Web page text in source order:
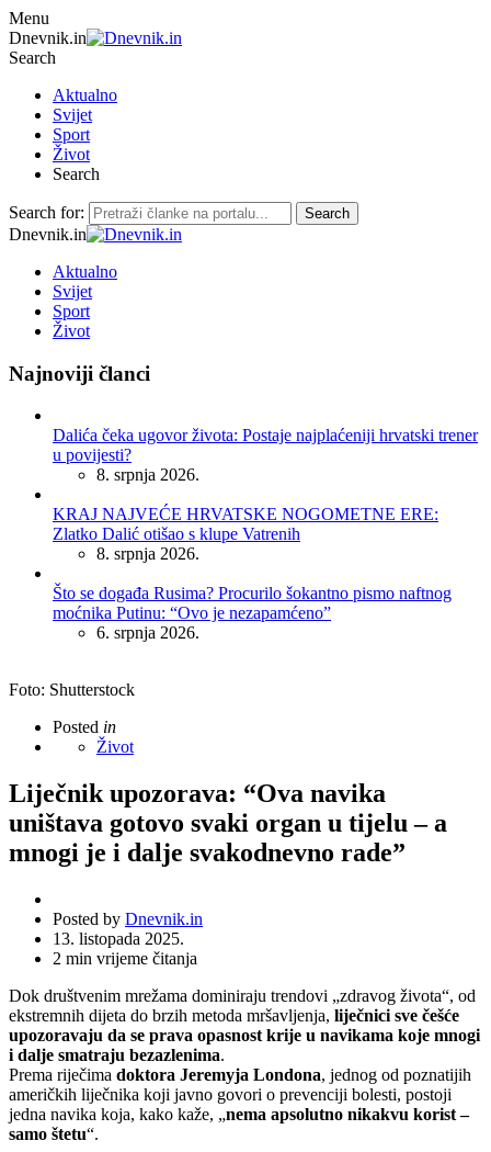
Menu
Dnevnik.in
Search
Aktualno
Svijet
Sport
Život
Search
Search for: Search
Dnevnik.in
Aktualno
Svijet
Sport
Život
Najnoviji članci
Dalića čeka ugovor života: Postaje najplaćeniji hrvatski trener
u povijesti?
8. srpnja 2026.
KRAJ NAJVEĆE HRVATSKE NOGOMETNE ERE:
Zlatko Dalić otišao s klupe Vatrenih
8. srpnja 2026.
Što se događa Rusima? Procurilo šokantno pismo naftnog
moćnika Putinu: “Ovo je nezapamćeno”
6. srpnja 2026.
Foto: Shutterstock
Posted in
Život
Liječnik upozorava: “Ova navika
uništava gotovo svaki organ u tijelu – a
mnogi je i dalje svakodnevno rade”
Posted by Dnevnik.in
13. listopada 2025.
2 min vrijeme čitanja
Dok društvenim mrežama dominiraju trendovi „zdravog života“, od
ekstremnih dijeta do brzih metoda mršavljenja, liječnici sve češće
upozoravaju da se prava opasnost krije u navikama koje mnogi
i dalje smatraju bezazlenima.
Prema riječima doktora Jeremyja Londona, jednog od poznatijih
američkih liječnika koji javno govori o prevenciji bolesti, postoji
jedna navika koja, kako kaže, „nema apsolutno nikakvu korist –
samo štetu“.